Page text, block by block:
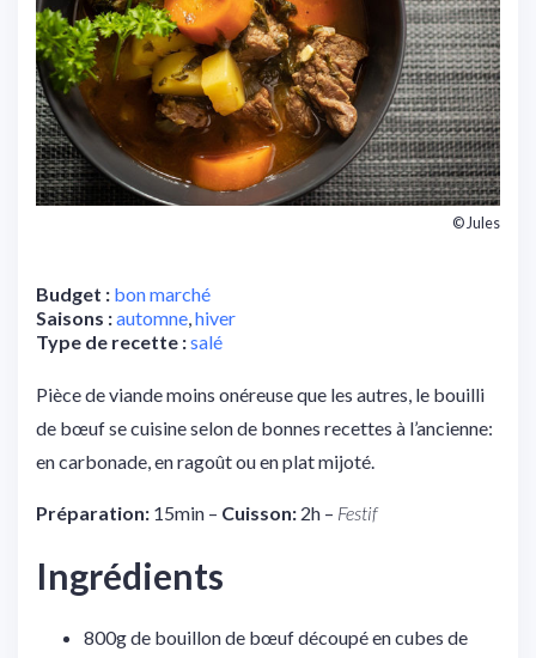
© Jules
Budget : bon marché
Saisons :automne,hiver
Type de recette :salé
Pièce de viande moins onéreuse que les autres, le bouilli
de bœuf se cuisine selon de bonnes recettes à l’ancienne:
en carbonade, en ragoût ou en plat mijoté.
Préparation: 15min – Cuisson: 2h – Festif
Ingrédients
800g de bouillon de bœuf découpé en cubes de